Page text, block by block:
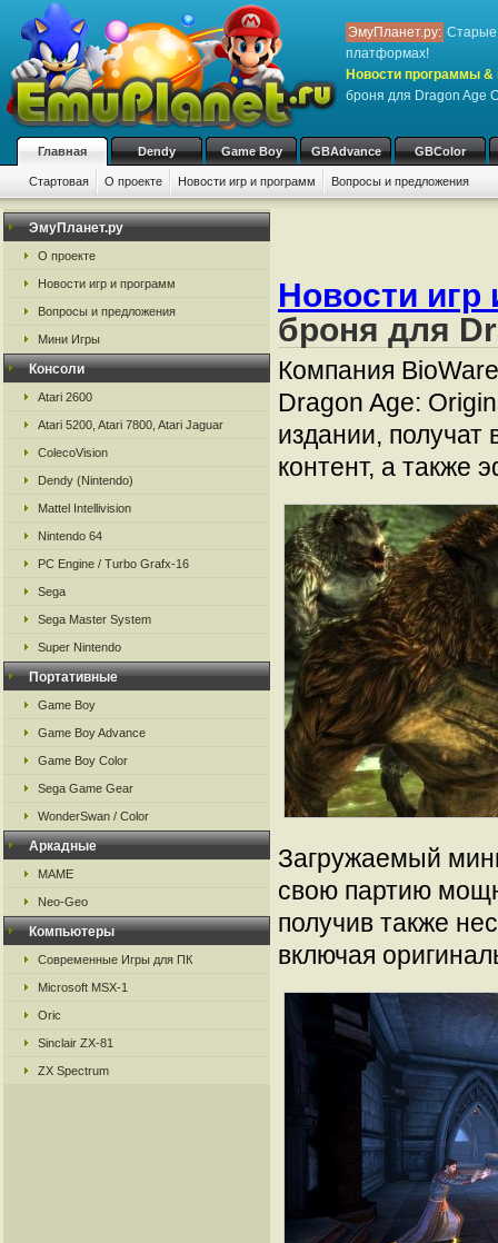
ЭмуПланет.ру: Старые
платформах!
Новости программы &
броня для Dragon Age
Главная Dendy Game Boy GBAdvance GBColor
Стартовая О проекте Новости игр и программ Вопросы и предложения
ЭмуПланет.ру
О проекте
Новости игр и программ
Вопросы и предложения
Мини Игры
Консоли
Atari 2600
Atari 5200, Atari 7800, Atari Jaguar
ColecoVision
Dendy (Nintendo)
Mattel Intellivision
Nintendo 64
PC Engine / Turbo Grafx-16
Sega
Sega Master System
Super Nintendo
Портативные
Game Boy
Game Boy Advance
Game Boy Color
Sega Game Gear
WonderSwan / Color
Аркадные
MAME
Neo-Geo
Компьютеры
Современные Игры для ПК
Microsoft MSX-1
Oric
Sinclair ZX-81
ZX Spectrum
Новости игр
броня для
Компания
Dragon Age:
издании, получат
контент, а также
Загружаемый
свою партию
получив также
включая